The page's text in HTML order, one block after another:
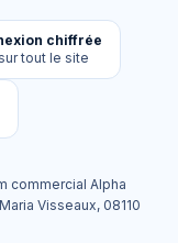
chiffrée
tout le site
commercial Alpha
Visseaux, 08110